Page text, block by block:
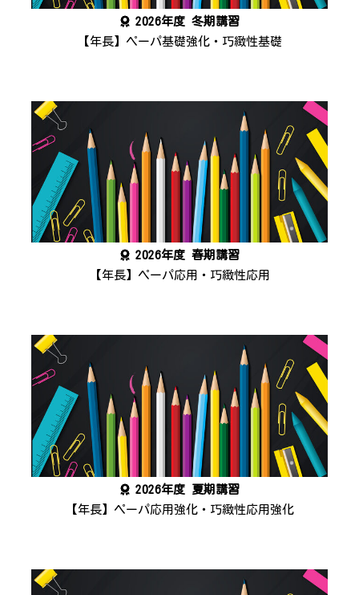
2026年度 冬期講習
【年長】ペーパ基礎強化・巧緻性基礎
2026年度 春期講習
【年長】ペーパ応用・巧緻性応用
2026年度 夏期講習
【年長】ペーパ応用強化・巧緻性応用強化